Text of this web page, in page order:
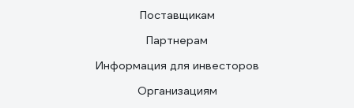
Поставщикам
Партнерам
Информация для инвесторов
Организациям